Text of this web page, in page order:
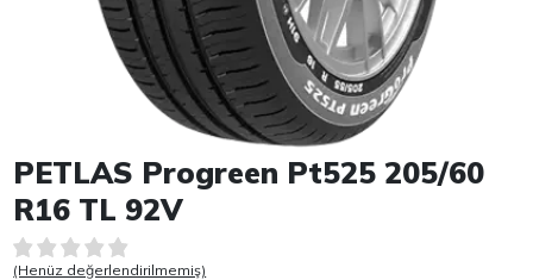
Item 1 of 1
PETLAS Progreen Pt525 205/60
R16 TL 92V
(Henüz değerlendirilmemiş)